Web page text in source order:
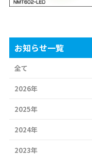
お知らせ一覧
全て
2026年
2025年
2024年
2023年